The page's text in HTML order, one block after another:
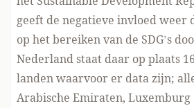
geeft de negatieve invloed weer
op het bereiken van de SDG’s
Nederland staat daar op plaats
landen waarvoor er data zijn;
Arabische Emiraten, Luxemburg